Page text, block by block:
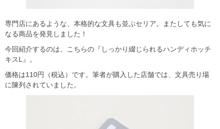
専門店にあるような、本格的な文具も並ぶセリア。またしても気に
なる商品を発見しました！
今回紹介するのは、こちらの『しっかり綴じられるハンディホッチ
キスL』。
価格は110円（税込）です。筆者が購入した店舗では、文具売り場
に陳列されていました。